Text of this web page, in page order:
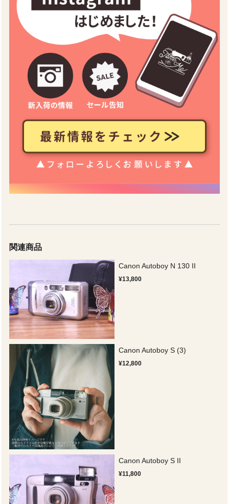
関連商品
Canon Autoboy N 130 II
¥13,800
Canon Autoboy S (3)
¥12,800
Canon Autoboy S II
¥11,800